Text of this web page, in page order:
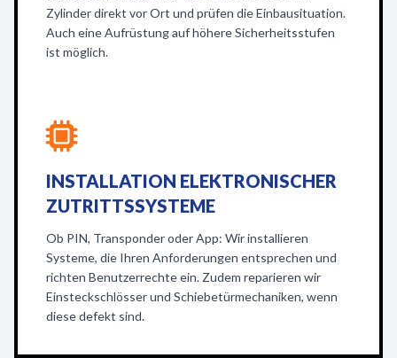
Zylinder direkt vor Ort und prüfen die Einbausituation.
Auch eine Aufrüstung auf höhere Sicherheitsstufen
ist möglich.
INSTALLATION ELEKTRONISCHER
ZUTRITTSSYSTEME
Ob PIN, Transponder oder App: Wir installieren
Systeme, die Ihren Anforderungen entsprechen und
richten Benutzerrechte ein. Zudem reparieren wir
Einsteckschlösser und Schiebetürmechaniken, wenn
diese defekt sind.